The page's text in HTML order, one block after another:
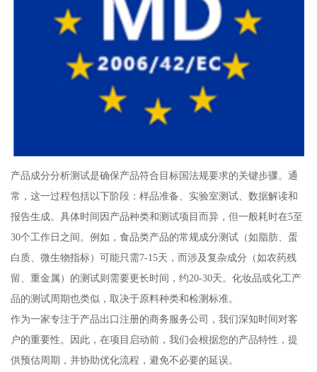
产品成分分析测试是确保产品符合目标国法规要求的关键步骤。通
常，这一过程包括以下阶段：样品准备、实验室测试、数据解读和
报告生成。具体时间因产品种类和测试项目而异，但一般耗时在5至
30个工作日之间。例如，食品类产品的常规成分测试（如脂肪、蛋
白质、微生物指标）可能只需7-15天，而涉及复杂成分（如农药残
留、重金属）的测试则需要更长时间，约20-30天。化妆品或化工产
品的测试周期也类似，取决于原料种类和检测标准。
作为一家专注于产品出口注册的商务服务公司，我们深知时间对客
户的重要性。因此，在项目启动前，我们会根据您的产品特性，提
供预估周期，并协助优化流程，避免不必要的延误。